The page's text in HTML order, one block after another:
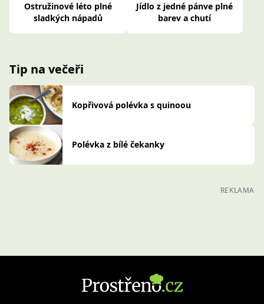
Ostružinové léto plné
sladkých nápadů
Jídlo z jedné pánve plné
barev a chutí
Tip na večeři
Kopřivová polévka s quinoou
Polévka z bílé čekanky
REKLAMA